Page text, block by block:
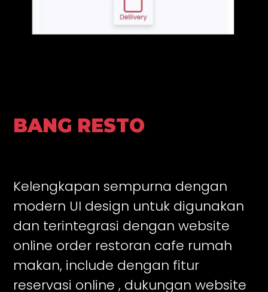
BANG RESTO
Kelengkapan sempurna dengan
modern UI design untuk digunakan
dan terintegrasi dengan website
online order restoran cafe rumah
makan, include dengan fitur
reservasi online , dukungan website